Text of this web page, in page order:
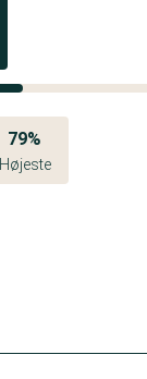
79%
Højeste